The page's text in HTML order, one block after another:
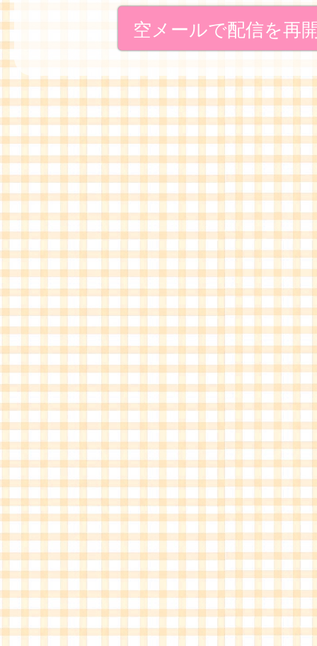
空メールで配信を再